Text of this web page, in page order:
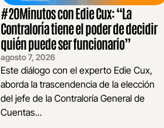
#20Minutos con Edie Cux: “La
Contraloría tiene el poder de decidir
quién puede ser funcionario”
agosto 7, 2026
Este diálogo con el experto Edie Cux,
aborda la trascendencia de la elección
del jefe de la Contraloría General de
Cuentas...